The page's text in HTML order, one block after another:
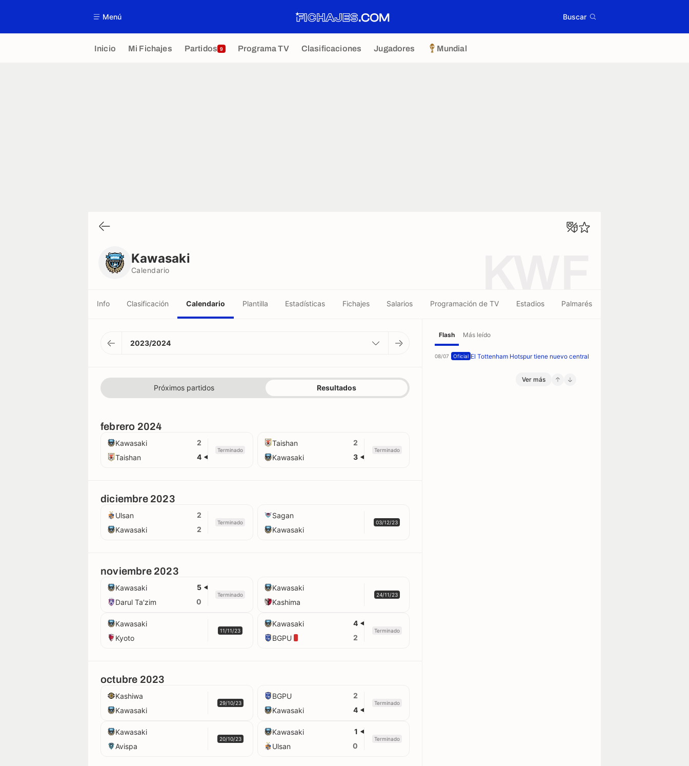
Menú Buscar
Inicio Mi Fichajes Partidos 9 Programa TV Clasificaciones Jugadores Mundial
Kawasaki
Calendario
Info Clasificación Calendario Plantilla Estadísticas Fichajes Salarios Programación de TV Estadios Palmarés
2023/2024
Próximos partidos Resultados
febrero 2024
Kawasaki
2
Taishan
4
Terminado
Taishan
2
Kawasaki
3
Terminado
diciembre 2023
Ulsan
2
Kawasaki
2
Terminado
Sagan
Kawasaki
03/12/23
noviembre 2023
Kawasaki
5
Darul Ta'zim
0
Terminado
Kawasaki
Kashima
24/11/23
Kawasaki
Kyoto
11/11/23
Kawasaki
4
BGPU
2
Terminado
octubre 2023
Kashiwa
Kawasaki
29/10/23
BGPU
2
Kawasaki
4
Terminado
Kawasaki
Avispa
20/10/23
Kawasaki
1
Ulsan
0
Terminado
Flash Más leído
08/07 Oficial El Tottenham Hotspur tiene nuevo central
Ver más